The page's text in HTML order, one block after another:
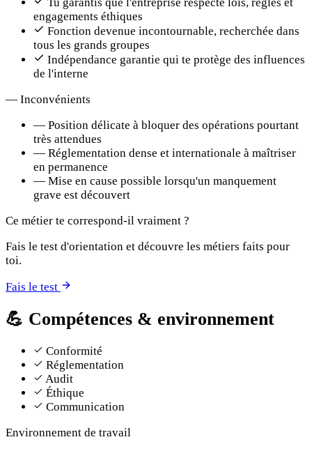
engagements éthiques
Fonction devenue incontournable, recherchée dans
tous les grands groupes
Indépendance garantie qui te protège des influences
de l'interne
— Inconvénients
— Position délicate à bloquer des opérations pourtant
très attendues
— Réglementation dense et internationale à maîtriser
en permanence
— Mise en cause possible lorsqu'un manquement
grave est découvert
Ce métier te correspond-il vraiment ?
Fais le test d'orientation et découvre les métiers faits pour
toi.
Fais le test
💪 Compétences & environnement
Conformité
Réglementation
Audit
Éthique
Communication
Environnement de travail